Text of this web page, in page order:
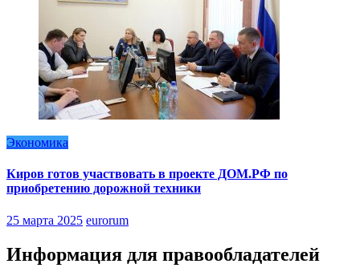
Экономика
Киров готов участвовать в проекте ДОМ.РФ по
приобретению дорожной техники
25 марта 2025 eurorum
Информация для правообладателей